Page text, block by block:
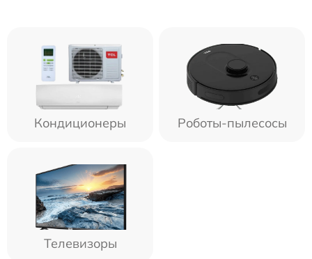
Кондиционеры Роботы-пылесосы
Телевизоры